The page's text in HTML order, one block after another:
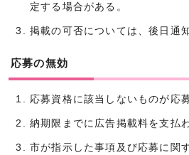
定する場合がある。
掲載の可否については、後日通
応募の無効
応募資格に該当しないものが応
納期限までに広告掲載料を支払
市が指示した事項及び応募に関